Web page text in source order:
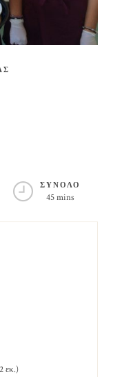
ΣΥΝΟΛΟ
45 mins
εκ.)